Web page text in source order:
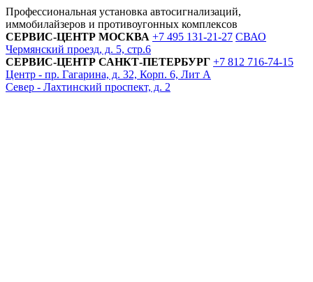
Профессиональная установка автосигнализаций,
иммобилайзеров и противоугонных комплексов
СЕРВИС-ЦЕНТР МОСКВА +7 495 131-21-27 СВАО
Чермянский проезд, д. 5, стр.6
СЕРВИС-ЦЕНТР САНКТ-ПЕТЕРБУРГ +7 812 716-74-15
Центр - пр. Гагарина, д. 32, Корп. 6, Лит А
Север - Лахтинский проспект, д. 2